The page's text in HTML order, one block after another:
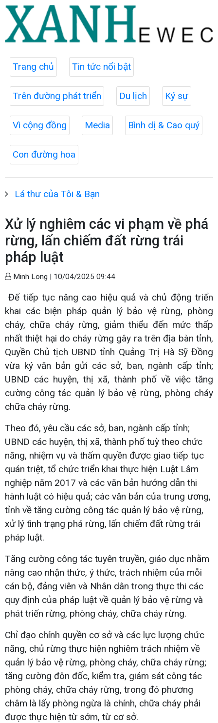
Trang chủ Tin tức nổi bật
Trên đường phát triển Du lịch Ký sự
Vì cộng đồng Media Bình dị & Cao quý
Con đường hoa
Lá thư của Tôi & Bạn
Xử lý nghiêm các vi phạm về phá
rừng, lấn chiếm đất rừng trái
pháp luật
Minh Long | 10/04/2025 09:44
Để tiếp tục nâng cao hiệu quả và chủ động triển
khai các biện pháp quản lý bảo vệ rừng, phòng
cháy, chữa cháy rừng, giảm thiểu đến mức thấp
nhất thiệt hại do cháy rừng gây ra trên địa bàn tỉnh,
Quyền Chủ tịch UBND tỉnh Quảng Trị Hà Sỹ Đồng
vừa ký văn bản gửi các sở, ban, ngành cấp tỉnh;
UBND các huyện, thị xã, thành phố về việc tăng
cường công tác quản lý bảo vệ rừng, phòng cháy
chữa cháy rừng.
Theo đó, yêu cầu các sở, ban, ngành cấp tỉnh;
UBND các huyện, thị xã, thành phố tuỳ theo chức
năng, nhiệm vụ và thẩm quyền được giao tiếp tục
quán triệt, tổ chức triển khai thực hiện Luật Lâm
nghiệp năm 2017 và các văn bản hướng dẫn thi
hành luật có hiệu quả; các văn bản của trung ương,
tỉnh về tăng cường công tác quản lý bảo vệ rừng,
xử lý tình trạng phá rừng, lấn chiếm đất rừng trái
pháp luật.
Tăng cường công tác tuyên truyền, giáo dục nhằm
nâng cao nhận thức, ý thức, trách nhiệm của mỗi
cán bộ, đảng viên và Nhân dân trong thực thi các
quy định của pháp luật về quản lý bảo vệ rừng và
phát triển rừng, phòng cháy, chữa cháy rừng.
Chỉ đạo chính quyền cơ sở và các lực lượng chức
năng, chủ rừng thực hiện nghiêm trách nhiệm về
quản lý bảo vệ rừng, phòng cháy, chữa cháy rừng;
tăng cường đôn đốc, kiểm tra, giám sát công tác
phòng cháy, chữa cháy rừng, trong đó phương
châm là lấy phòng ngừa là chính, chữa cháy phải
được thực hiện từ sớm, từ cơ sở.